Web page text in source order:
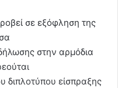
σε εξόφληση της
στην αρμόδια
διπλοτύπου είσπραξης